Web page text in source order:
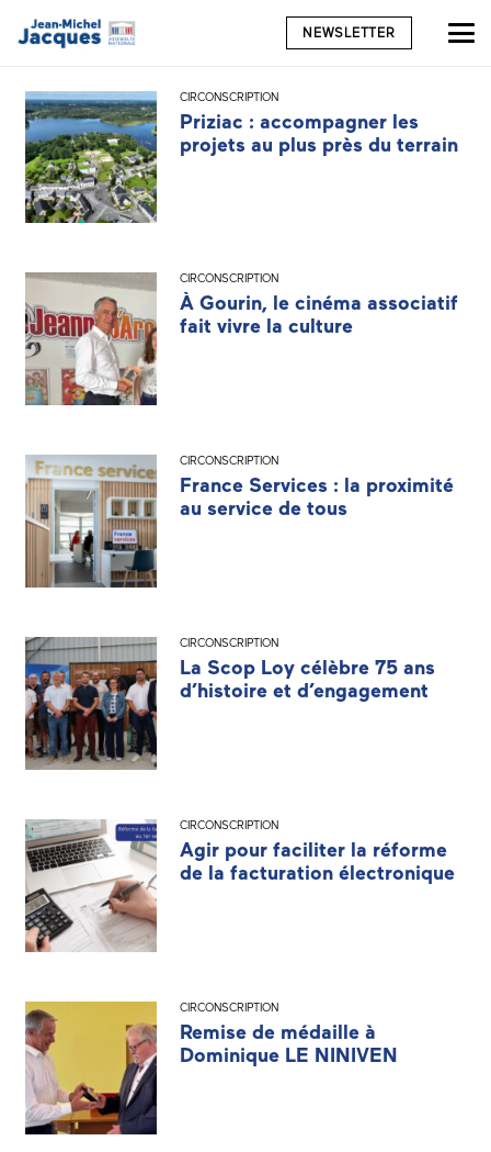
NEWSLETTER
CIRCONSCRIPTION
Priziac : accompagner les
projets au plus près du terrain
CIRCONSCRIPTION
À Gourin, le cinéma associatif
fait vivre la culture
CIRCONSCRIPTION
France Services : la proximité
au service de tous
CIRCONSCRIPTION
La Scop Loy célèbre 75 ans
d’histoire et d’engagement
CIRCONSCRIPTION
Agir pour faciliter la réforme
de la facturation électronique
CIRCONSCRIPTION
Remise de médaille à
Dominique LE NINIVEN